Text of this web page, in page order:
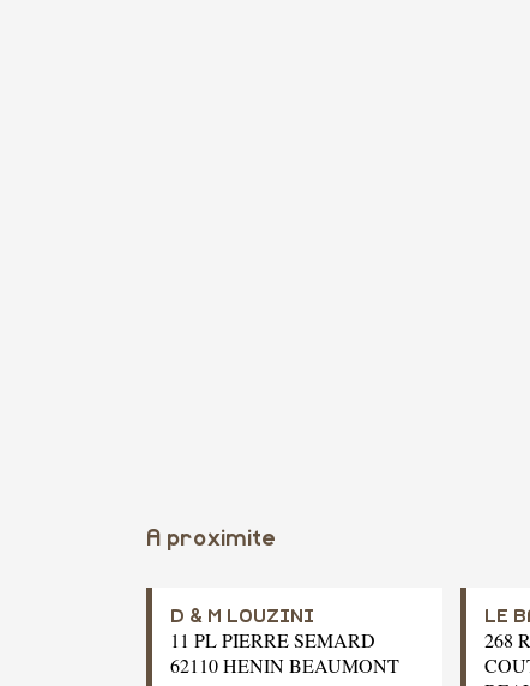
A proximite
D & M LOUZINI
11 PL PIERRE SEMARD
62110 HENIN BEAUMONT
LE
268